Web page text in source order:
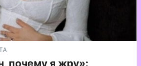
почему я жру»: